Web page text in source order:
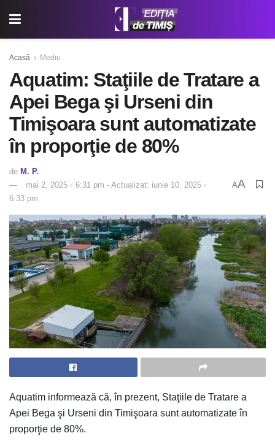
Acasă Mediu
Aquatim: Staţiile de Tratare a
Apei Bega şi Urseni din
Timişoara sunt automatizate
în proporţie de 80%
de M. P.
mai 2, 2025 ◦ 6:31 pm - Actualizat: iunie 10, 2025 ◦
6:33 pm
AA
Aquatim informează că, în prezent, Staţiile de Tratare a
Apei Bega şi Urseni din Timişoara sunt automatizate în
proporţie de 80%.